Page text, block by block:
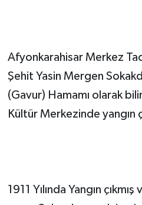
Afyonkarahisar Merkez
Şehit Yasin Mergen
(Gavur) Hamamı olarak
Kültür Merkezinde yangın
1911 Yılında Yangın